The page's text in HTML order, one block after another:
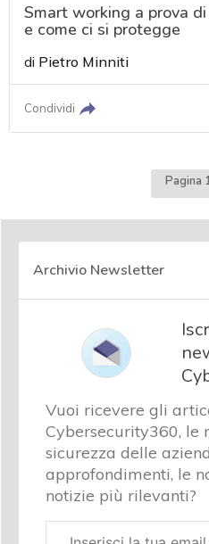
Smart working a prova
e come ci si protegge
di Pietro Minniti
Condividi
Pagina
Archivio Newsletter
Vuoi ricevere gli
Cybersecurity360, le
sicurezza delle
approfondimenti, le
notizie più rilevanti?